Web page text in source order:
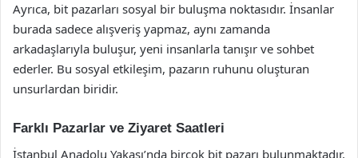
Ayrıca, bit pazarları sosyal bir buluşma noktasıdır. İnsanlar
burada sadece alışveriş yapmaz, aynı zamanda
arkadaşlarıyla buluşur, yeni insanlarla tanışır ve sohbet
ederler. Bu sosyal etkileşim, pazarın ruhunu oluşturan
unsurlardan biridir.
Farklı Pazarlar ve Ziyaret Saatleri
İstanbul Anadolu Yakası’nda birçok bit pazarı bulunmaktadır.